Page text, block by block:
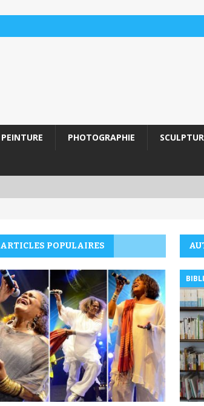
PEINTURE PHOTOGRAPHIE
ARTICLES POPULAIRES